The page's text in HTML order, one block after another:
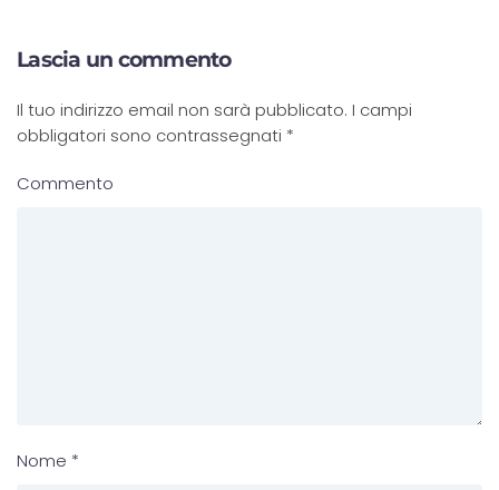
Lascia un commento
Il tuo indirizzo email non sarà pubblicato. I campi
obbligatori sono contrassegnati *
Commento
Nome *